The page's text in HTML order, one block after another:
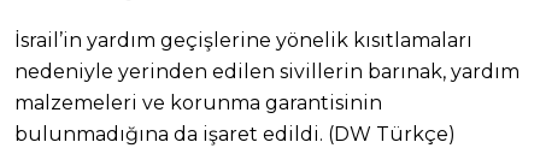
İsrail’in yardım geçişlerine yönelik kısıtlamaları
nedeniyle yerinden edilen sivillerin barınak, yardım
malzemeleri ve korunma garantisinin
bulunmadığına da işaret edildi. (DW Türkçe)